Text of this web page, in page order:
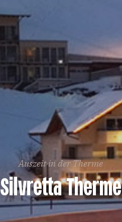
Auszeit in der Therme
Silvretta Therme